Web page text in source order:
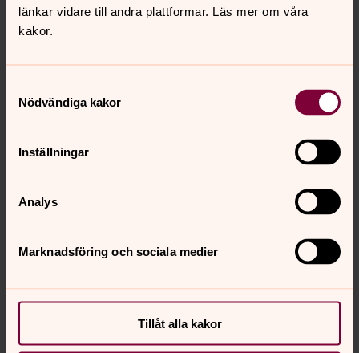
länkar vidare till andra plattformar. Läs mer om våra
kakor.
Nödvändiga kakor
Inställningar
Analys
Marknadsföring och sociala medier
Tillåt alla kakor
Bild
Nina
Öppna bildspel
Senast ändrad 19 september 2023
Synpunkter eller frågor på sidans
innehåll?